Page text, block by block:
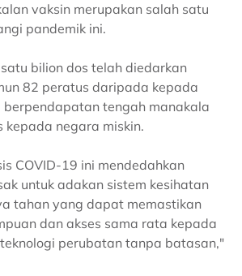
vaksin merupakan salah satu
pandemik ini.
bilion dos telah diedarkan
82 peratus daripada kepada
tengah manakala
kepada negara miskin.
COVID-19 ini mendedahkan
untuk adakan sistem kesihatan
tahan yang dapat memastikan
dan akses sama rata kepada
perubatan tanpa batasan,"